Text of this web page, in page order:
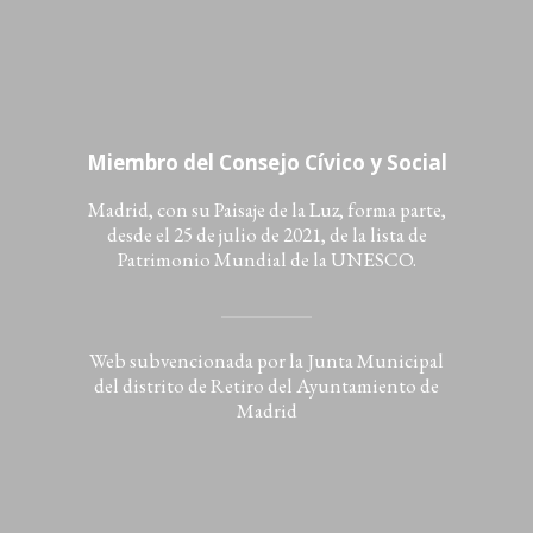
Miembro del Consejo Cívico y Social
Madrid, con su Paisaje de la Luz, forma parte,
desde el 25 de julio de 2021, de la lista de
Patrimonio Mundial de la UNESCO.
Web subvencionada por la Junta Municipal
del distrito de Retiro del Ayuntamiento de
Madrid